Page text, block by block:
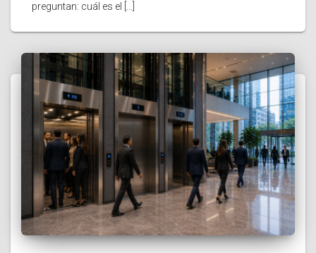
preguntan: cuál es el […]